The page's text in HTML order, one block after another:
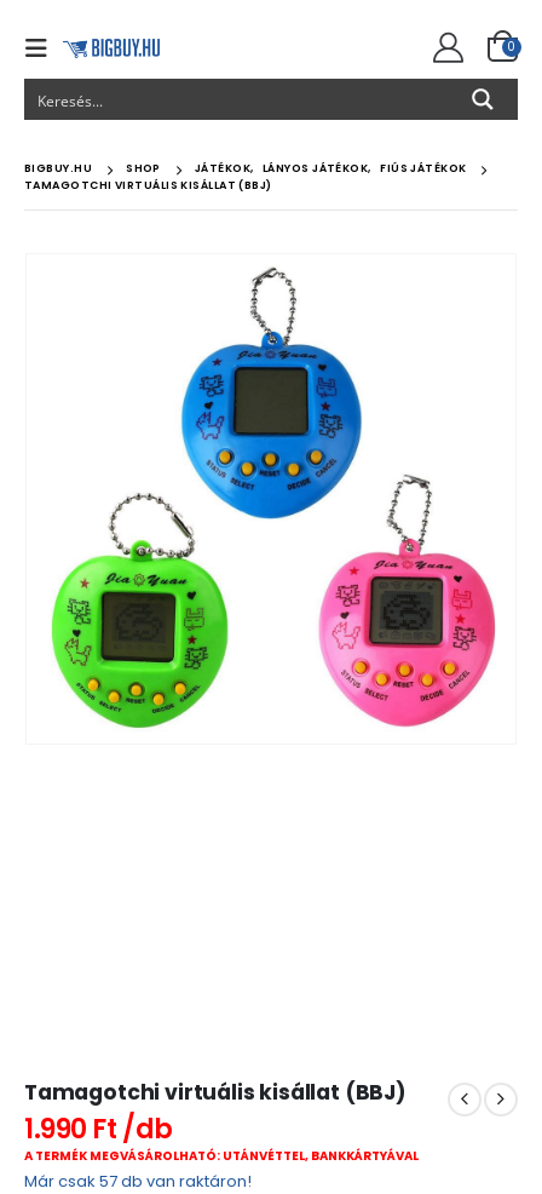
0
BIGBUY.HU SHOP JÁTÉKOK, LÁNYOS JÁTÉKOK,
FIÚS JÁTÉKOK
TAMAGOTCHI VIRTUÁLIS KISÁLLAT (BBJ)
Tamagotchi virtuális kisállat (BBJ)
1.990 Ft
A TERMÉK MEGVÁSÁROLHATÓ: UTÁNVÉTTEL, BANKKÁRTYÁVAL
Már csak 57 db van raktáron!